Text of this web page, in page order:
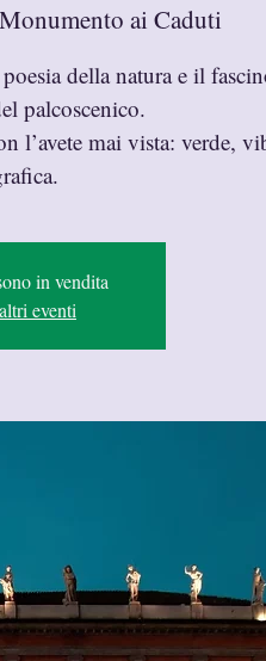
ai Caduti
della natura e il
palcoscenico.
l’avete mai vista: verde,
in vendita
eventi